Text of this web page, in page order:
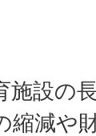
施設の
縮減や